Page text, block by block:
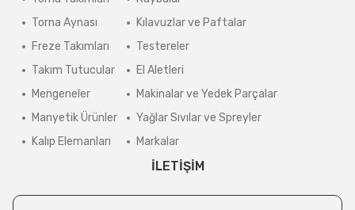
Torna Aynası
Freze Takımları
Takım Tutucular
Mengeneler
Manyetik Ürünler
Kalıp Elemanları
Kılavuzlar ve Paftalar
Testereler
El Aletleri
Makinalar ve Yedek Parçalar
Yağlar Sıvılar ve Spreyler
Markalar
İLETİŞİM